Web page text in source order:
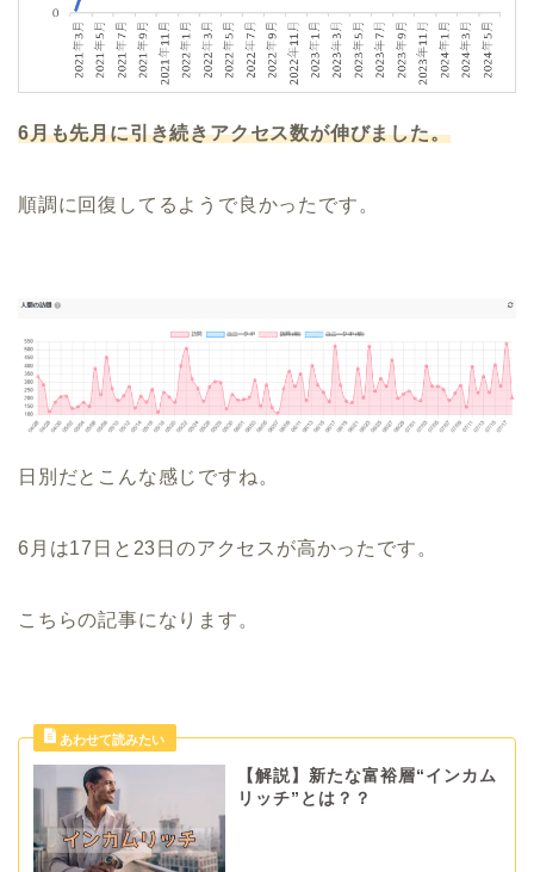
6月も先月に引き続きアクセス数が伸びました。
順調に回復してるようで良かったです。
日別だとこんな感じですね。
6月は17日と23日のアクセスが高かったです。
こちらの記事になります。
【解説】新たな富裕層“インカム
リッチ”とは？？